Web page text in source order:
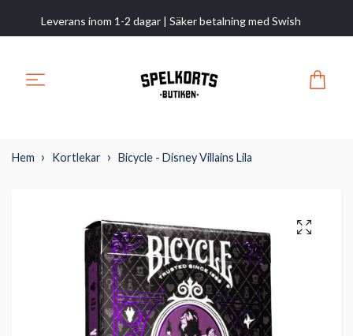
Leverans inom 1-2 dagar | Säker betalning med Swish
Hem Kortlekar Bicycle - Disney Villains Lila